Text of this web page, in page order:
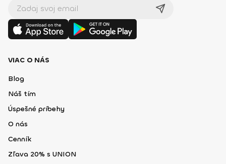
VIAC O NÁS
Blog
Náš tím
Úspešné príbehy
O nás
Cenník
Zľava 20% s UNION